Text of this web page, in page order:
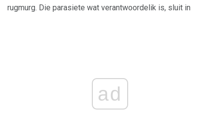
rugmurg. Die parasiete wat verantwoordelik is, sluit in
ad